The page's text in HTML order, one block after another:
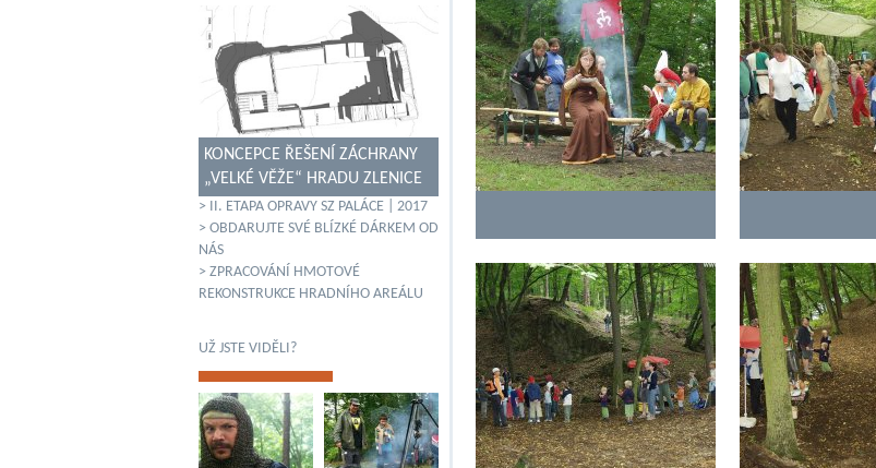
KONCEPCE ŘEŠENÍ ZÁCHRANY
„VELKÉ VĚŽE“ HRADU ZLENICE
> II. ETAPA OPRAVY SZ PALÁCE | 2017
> OBDARUJTE SVÉ BLÍZKÉ DÁRKEM OD
NÁS
> ZPRACOVÁNÍ HMOTOVÉ
REKONSTRUKCE HRADNÍHO AREÁLU
UŽ JSTE VIDĚLI?